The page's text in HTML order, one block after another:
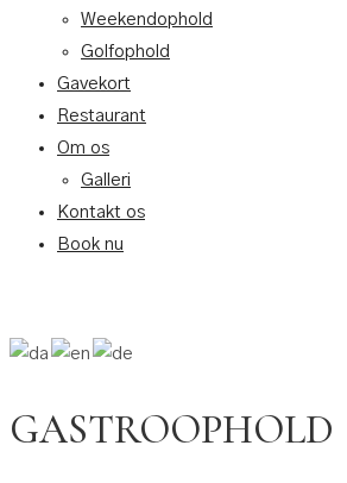
Weekendophold
Golfophold
Gavekort
Restaurant
Om os
Galleri
Kontakt os
Book nu
GASTROOPHOLD